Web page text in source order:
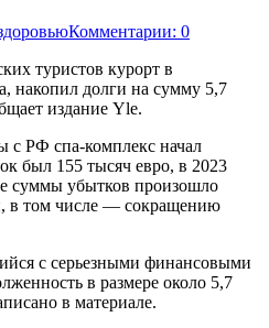
Комментарии: 0
туристов курорт в
накопил долги на сумму 5,7
издание Yle.
с РФ спа-комплекс начал
был 155 тысяч евро, в 2023
суммы убытков произошло
в том числе — сокращению
с серьезными финансовыми
в размере около 5,7
в материале.